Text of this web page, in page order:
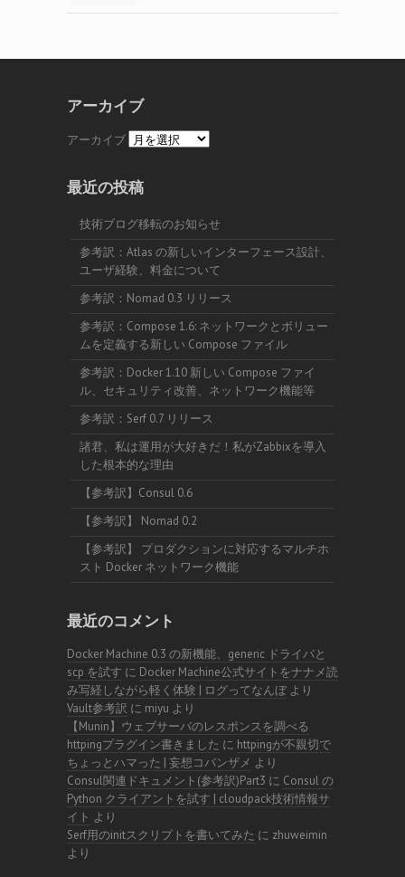
アーカイブ
アーカイブ
最近の投稿
技術ブログ移転のお知らせ
参考訳：Atlas の新しいインターフェース設計、
ユーザ経験、料金について
参考訳：Nomad 0.3 リリース
参考訳：Compose 1.6: ネットワークとボリュー
ムを定義する新しい Compose ファイル
参考訳：Docker 1.10 新しい Compose ファイ
ル、セキュリティ改善、ネットワーク機能等
参考訳：Serf 0.7 リリース
諸君、私は運用が大好きだ！私がZabbixを導入
した根本的な理由
【参考訳】Consul 0.6
【参考訳】 Nomad 0.2
【参考訳】 プロダクションに対応するマルチホ
スト Docker ネットワーク機能
最近のコメント
Docker Machine 0.3 の新機能、generic ドライバと
scp を試す に Docker Machine公式サイトをナナメ読
み写経しながら軽く体験 | ログってなんぼより
Vault参考訳 に miyu より
【Munin】ウェブサーバのレスポンスを調べる
httpingプラグイン書きました に httpingが不親切で
ちょっとハマった | 妄想コバンザメ より
Consul関連ドキュメント(参考訳)Part3 に Consul の
Python クライアントを試す | cloudpack技術情報サ
イト より
Serf用のinitスクリプトを書いてみた に zhuweimin
より